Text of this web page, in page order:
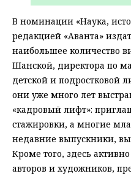
В номинации «Наука,
редакцией «Аванта»
наибольшее количество
Шанской, директора по
детской и подростковой
они уже много лет
«кадровый лифт»:
стажировки, а многие
недавние выпускники,
Кроме того, здесь
авторов и художников,